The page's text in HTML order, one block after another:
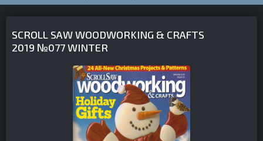
SCROLL SAW WOODWORKING & CRAFTS
2019 №077 WINTER